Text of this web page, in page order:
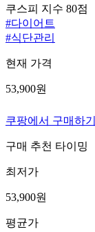
쿠스피 지수 80점
#다이어트
#식단관리
현재 가격
53,900원
쿠팡에서 구매하기
구매 추천 타이밍
최저가
53,900원
평균가